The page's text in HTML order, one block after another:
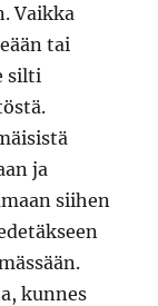
Vaikka
tai
silti
ja
siihen
kunnes